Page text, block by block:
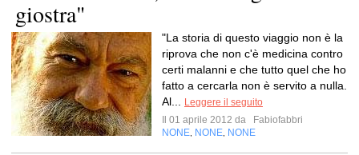
giostra"
"La storia di questo viaggio non è la
riprova che non c'è medicina contro
certi malanni e che tutto quel che ho
fatto a cercarla non è servito a nulla.
Al...
Leggere il seguito
Il 01 aprile 2012 da
Fabiofabbri
NONE NONE NONE